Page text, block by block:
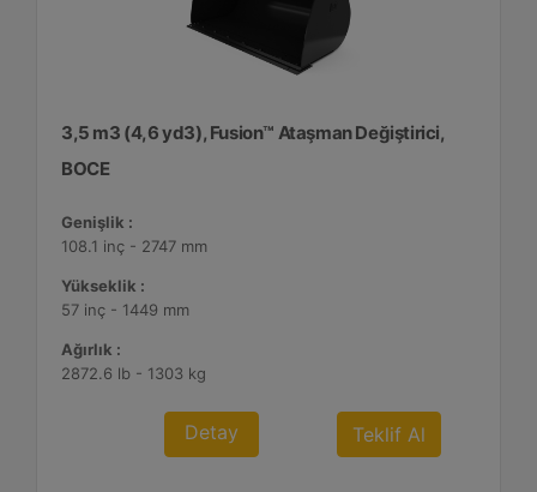
3,5 m3 (4,6 yd3), Fusion™ Ataşman Değiştirici,
BOCE
Genişlik :
108.1 inç - 2747 mm
Yükseklik :
57 inç - 1449 mm
Ağırlık :
2872.6 lb - 1303 kg
Detay Teklif Al